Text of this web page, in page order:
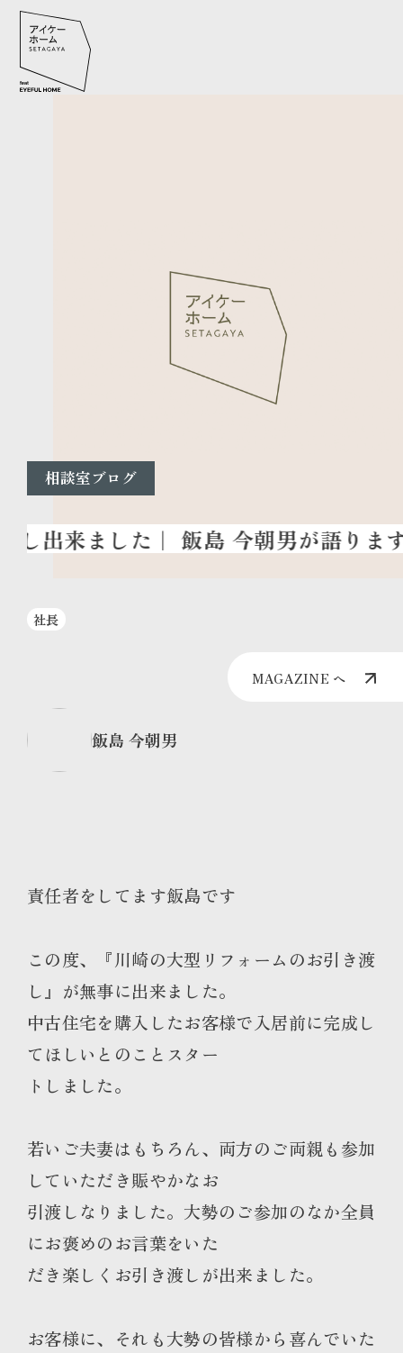
相談室ブログ
社長
MAGAZINE へ
飯島 今朝男
責任者をしてます飯島です
この度、『川崎の大型リフォームのお引き渡
し』が無事に出来ました。
中古住宅を購入したお客様で入居前に完成し
てほしいとのことスター
トしました。
若いご夫妻はもちろん、両方のご両親も参加
していただき賑やかなお
引渡しなりました。大勢のご参加のなか全員
にお褒めのお言葉をいた
だき楽しくお引き渡しが出来ました。
お客様に、それも大勢の皆様から喜んでいた